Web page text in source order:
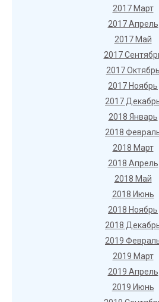
2017 Март
2017 Апрель
2017 Май
2017
2017 Октябрь
2017 Ноябрь
2017
2018 Январь
2018
2018 Март
2018 Апрель
2018 Май
2018 Июнь
2018 Ноябрь
2018
2019
2019 Март
2019 Апрель
2019 Июнь